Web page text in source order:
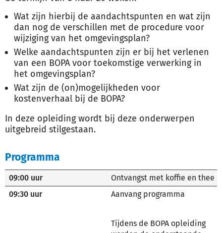
Wat zijn hierbij de aandachtspunten en wat zijn
dan nog de verschillen met de procedure voor
wijziging van het omgevingsplan?
Welke aandachtspunten zijn er bij het verlenen
van een BOPA voor toekomstige verwerking in
het omgevingsplan?
Wat zijn de (on)mogelijkheden voor
kostenverhaal bij de BOPA?
In deze opleiding wordt bij deze onderwerpen
uitgebreid stilgestaan.
Programma
09:00 uur
Ontvangst met koffie en thee
09:30 uur
Aanvang programma
Tijdens de BOPA opleiding